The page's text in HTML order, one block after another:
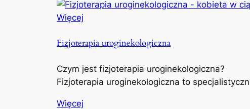
Więcej
Fizjoterapia uroginekologiczna
Czym jest fizjoterapia uroginekologiczna?
Fizjoterapia uroginekologiczna to
Więcej